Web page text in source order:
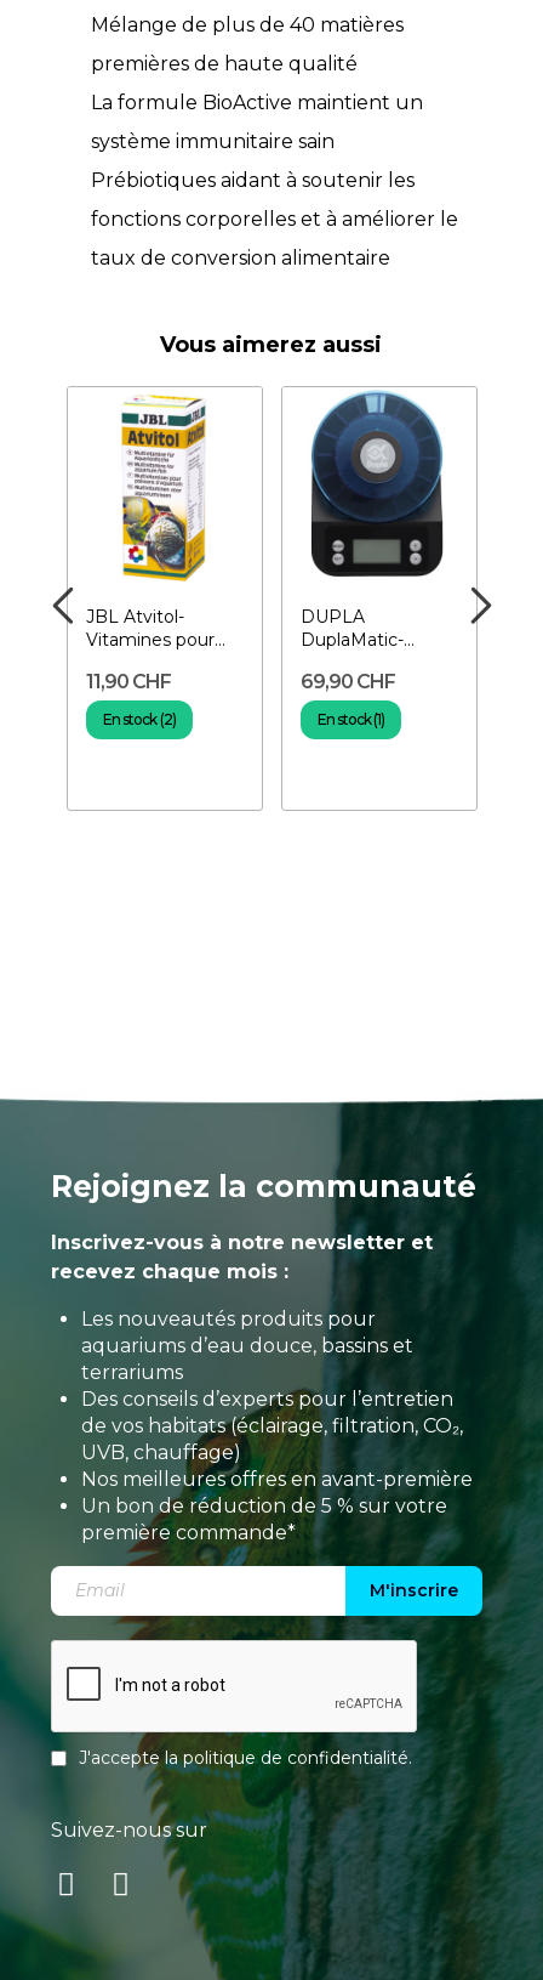
Mélange de plus de 40 matières
premières de haute qualité
La formule BioActive maintient un
système immunitaire sain
Prébiotiques aidant à soutenir les
fonctions corporelles et à améliorer le
taux de conversion alimentaire
Vous aimerez aussi
JBL Atvitol-
Vitamines pour
11,90 CHF
En stock (2)
DUPLA
DuplaMatic-
nourriture
69,90 CHF
En stock (1)
Rejoignez la communauté
Inscrivez-vous à notre newsletter et
recevez chaque mois :
Les nouveautés produits pour
aquariums d’eau douce, bassins et
terrariums
Des conseils d’experts pour l’entretien
de vos habitats (éclairage, filtration, CO₂,
UVB, chauffage)
Nos meilleures offres en avant-première
Un bon de réduction de 5 % sur votre
première commande*
M'inscrire
J'accepte lapolitique de confidentialité.
Suivez-nous sur